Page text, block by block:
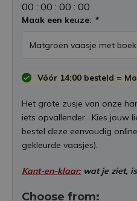
00 : 00 : 00 : 00
Maak een keuze: *
Vóór 14:00 besteld =
Het grote zusje van onze
iets opvallender. Kies jouw
bestel deze eenvoudig
gekleurde vaasjes).
Kant-en-klaar:wat je ziet,
Choose from: